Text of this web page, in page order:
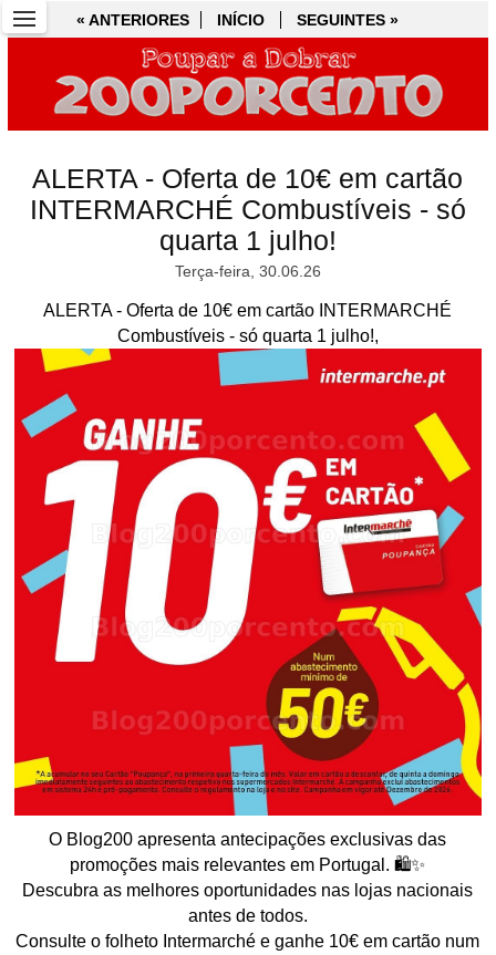
« ANTERIORES INÍCIO SEGUINTES »
ALERTA - Oferta de 10€ em cartão
INTERMARCHÉ Combustíveis - só
quarta 1 julho!
Terça-feira, 30.06.26
ALERTA - Oferta de 10€ em cartão INTERMARCHÉ
Combustíveis - só quarta 1 julho!,
O Blog200 apresenta antecipações exclusivas das
promoções mais relevantes em Portugal. 🛍️✨
Descubra as melhores oportunidades nas lojas nacionais
antes de todos.
Consulte o folheto Intermarché e ganhe 10€ em cartão num
« ANTERIORES INÍCIO SEGUINTES »